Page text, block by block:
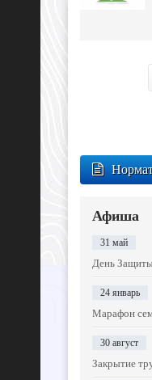
Афиша
31 май
День
24 январь
Марафон
30 август
Закрытие